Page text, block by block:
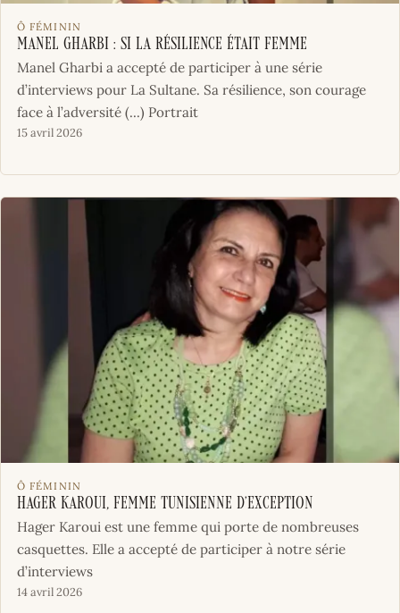
Ô FÉMININ
Manel Gharbi : si la résilience était femme
Manel Gharbi a accepté de participer à une série
d’interviews pour La Sultane. Sa résilience, son courage
face à l’adversité (...) Portrait
15 avril 2026
Ô FÉMININ
Hager Karoui, femme Tunisienne d’exception
Hager Karoui est une femme qui porte de nombreuses
casquettes. Elle a accepté de participer à notre série
d’interviews
14 avril 2026